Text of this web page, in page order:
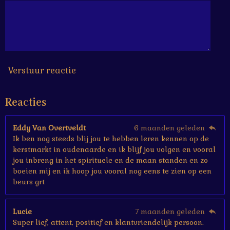
s
r
r
Verstuur reactie
Reacties
Eddy Van Overtveldt
6 maanden geleden
Ik ben nog steeds blij jou te hebben leren kennen op de
kerstmarkt in oudenaarde en ik blijf jou volgen en vooral
jou inbreng in het spirituele en de maan standen en zo
boeien mij en ik hoop jou vooral nog eens te zien op een
beurs grt
Lucie
7 maanden geleden
Super lief, attent, positief en klantvriendelijk persoon.